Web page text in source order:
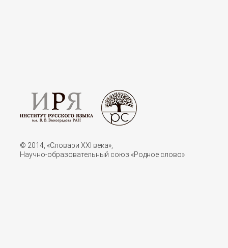
© 2014, «Словари XXI векa»,
Научно-образовательный союз «Родное слово»